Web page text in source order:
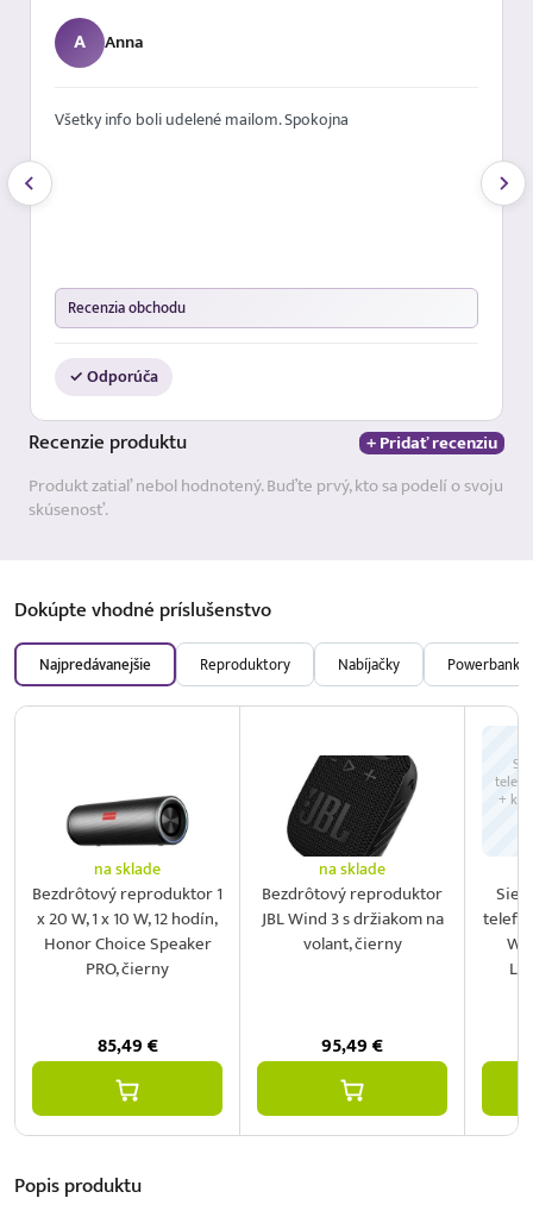
A Anna
Všetky info boli udelené mailom. Spokojna
Recenzia obchodu
✓ Odporúča
Recenzie produktu
+ Pridať recenziu
Produkt zatiaľ nebol hodnotený. Buďte prvý, kto sa podelí o svoju
skúsenosť.
Dokúpte vhodné príslušenstvo
Najpredávanejšie Reproduktory Nabíjačky Powerbanky
na sklade
Bezdrôtový reproduktor 1
x 20 W, 1 x 10 W, 12 hodín,
Honor Choice Speaker
PRO, čierny
85,49€
na sklade
Bezdrôtový reproduktor
JBL Wind 3 s držiakom na
volant, čierny
95,49€
+
W
Popisproduktu